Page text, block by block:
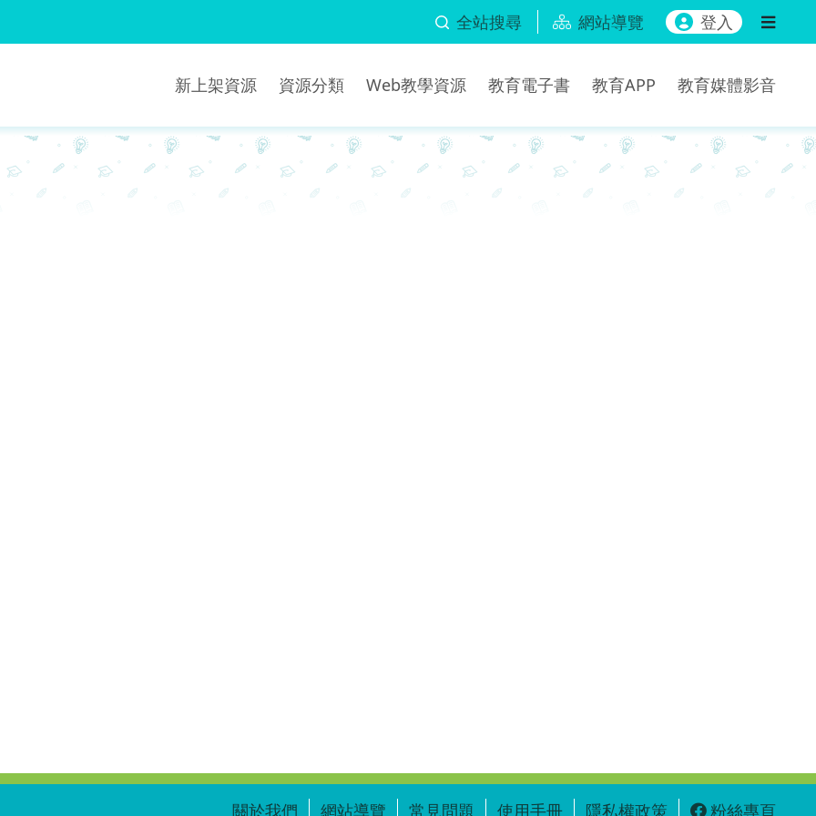
全站搜尋 網站導覽 登入
新上架資源 資源分類 Web教學資源 教育電子書 教育APP 教育媒體影音
關於我們 網站導覽 常見問題 使用手冊 隱私權政策 粉絲專頁